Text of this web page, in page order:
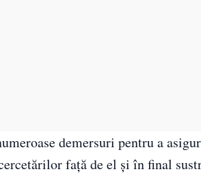
demersuri pentru a
faţă de el şi în final